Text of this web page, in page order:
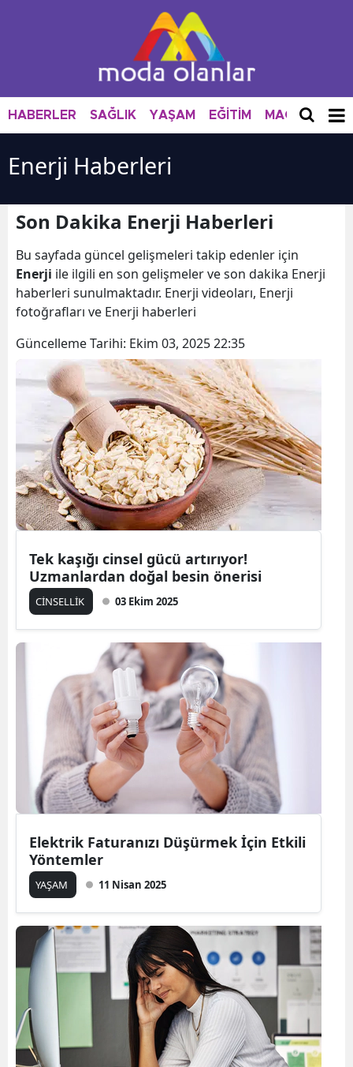
HABERLER SAĞLIK YAŞAM EĞİTİM MAGAZİN
Enerji Haberleri
Son Dakika Enerji Haberleri
Bu sayfada güncel gelişmeleri takip edenler için
Enerji ile ilgili en son gelişmeler ve son dakika Enerji
haberleri sunulmaktadır. Enerji videoları, Enerji
fotoğrafları ve Enerji haberleri
Güncelleme Tarihi: Ekim 03, 2025 22:35
Tek kaşığı cinsel gücü artırıyor!
Uzmanlardan doğal besin önerisi
CİNSELLİK 03 Ekim 2025
Elektrik Faturanızı Düşürmek İçin Etkili
Yöntemler
YAŞAM 11 Nisan 2025